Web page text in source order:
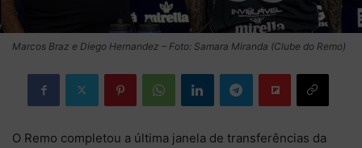
Marcos Braz e Diego Hernandez – Foto: Samara Miranda (Clube do Remo)
O Remo completou a última janela de transferências da